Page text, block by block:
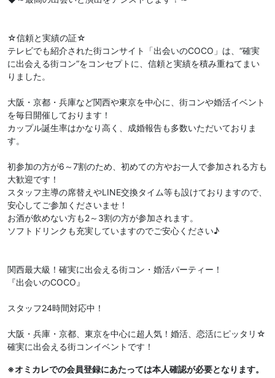
☆信頼と実績の証☆
テレビでも紹介された街コンサイト「出会いのCOCO」は、“確実
に出会える街コン“をコンセプトに、信頼と実績を積み重ねてまい
りました。
大阪・京都・兵庫など関西や東京を中心に、街コンや婚活イベント
を毎日開催しております！
カップル誕生率はかなり高く、成婚報告も多数いただいておりま
す。
初参加の方が6～7割のため、初めての方やお一人で参加される方も
大歓迎です！
スタッフ主導の席替えやLINE交換タイム等も設けておりますので、
安心してご参加くださいませ！
お酒が飲めない方も2～3割の方が参加されます。
ソフトドリンクも充実していますのでご安心ください♪
関西最大級！確実に出会える街コン・婚活パーティー！
『出会いのCOCO』
スタッフ24時間対応中！
大阪・兵庫・京都、東京を中心に超人気！婚活、恋活にピッタリ☆
確実に出会える街コンイベントです！
※オミカレでの会員登録にあたっては本人確認が必要となります。